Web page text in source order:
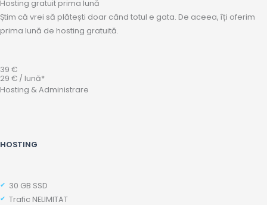
Hosting gratuit prima lună
Știm că vrei să plătești doar când totul e gata. De aceea, îți oferim
prima lună de hosting gratuită.
39 €
29 € / lună*
Hosting & Administrare
HOSTING
30 GB SSD
Trafic NELIMITAT